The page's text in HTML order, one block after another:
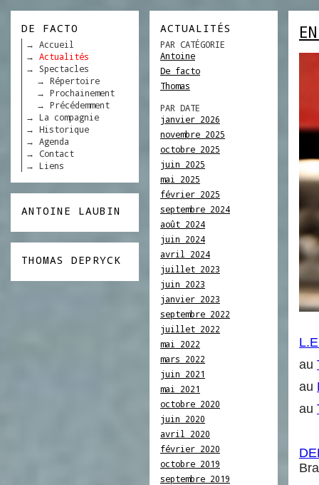
DE FACTO
Accueil
Actualités
Spectacles
Répertoire
Prochainement
Précédemment
La compagnie
Historique
Agenda
Contact
Liens
ANTOINE LAUBIN
THOMAS DEPRYCK
ACTUALITÉS
PAR CATÉGORIE
Antoine
De facto
Thomas
PAR DATE
janvier 2026
novembre 2025
octobre 2025
juin 2025
mai 2025
février 2025
septembre 2024
août 2024
juin 2024
avril 2024
juillet 2023
juin 2023
janvier 2023
septembre 2022
juillet 2022
mai 2022
mars 2022
juin 2021
mai 2021
octobre 2020
juin 2020
avril 2020
février 2020
octobre 2019
septembre 2019
au
au
au